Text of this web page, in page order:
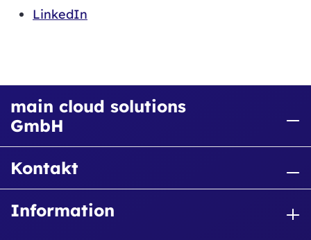
LinkedIn
main cloud solutions
GmbH
Kontakt
Information